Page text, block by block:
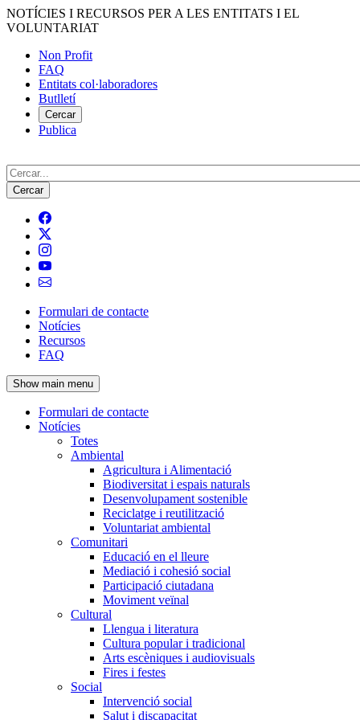
Vés
al
NOTÍCIES I RECURSOS PER A LES ENTITATS I EL
VOLUNTARIAT
Menú
del
compte
d'usuari
Non Profit
FAQ
Entitats col·laboradores
Butlletí
Cercar
Publica
Cerca
Navegació
principal
de
l'encapçalament
Formulari de contacte
Notícies
Recursos
FAQ
Show main menu
Navegació
principal
Formulari de contacte
Notícies
Totes
Ambiental
Agricultura i Alimentació
Biodiversitat i espais naturals
Desenvolupament sostenible
Reciclatge i reutilització
Voluntariat ambiental
Comunitari
Educació en el lleure
Mediació i cohesió social
Participació ciutadana
Moviment veïnal
Cultural
Llengua i literatura
Cultura popular i tradicional
Arts escèniques i audiovisuals
Fires i festes
Social
Intervenció social
Salut i discapacitat